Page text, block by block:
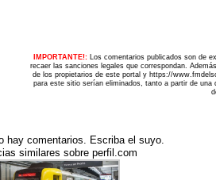
IMPORTANTE!: Los comentarios publicados son de
recaer las sanciones legales que correspondan.
de los propietarios de este portal y https://
para este sitio serían eliminados, tanto a partir de
hay comentarios. Escriba el suyo.
similares sobre perfil.com